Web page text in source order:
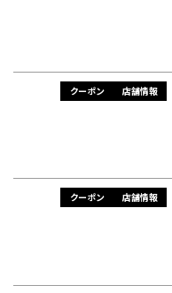
クーポン 店舗情報
クーポン 店舗情報